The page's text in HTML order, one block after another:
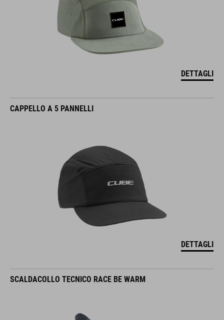
DETTAGLI
CAPPELLO A 5 PANNELLI
DETTAGLI
SCALDACOLLO TECNICO RACE BE WARM